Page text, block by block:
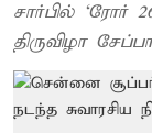
சார்பில் ‘ரோர்
திருவிழா